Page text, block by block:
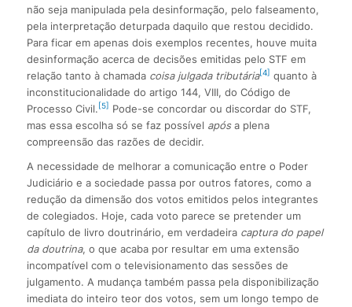
não seja manipulada pela desinformação, pelo falseamento,
pela interpretação deturpada daquilo que restou decidido.
Para ficar em apenas dois exemplos recentes, houve muita
desinformação acerca de decisões emitidas pelo STF em
relação tanto à chamada coisa julgada tributária[4]
quanto à
inconstitucionalidade do artigo 144, VIII, do Código de
Processo Civil. [5]
Pode-se concordar ou discordar do STF,
mas essa escolha só se faz possível apósa plena
compreensão das razões de decidir.
A necessidade de melhorar a comunicação entre o Poder
Judiciário e a sociedade passa por outros fatores, como a
redução da dimensão dos votos emitidos pelos integrantes
de colegiados. Hoje, cada voto parece se pretender um
capítulo de livro doutrinário, em verdadeira captura do papel
da doutrina, o que acaba por resultar em uma extensão
incompatível com o televisionamento das sessões de
julgamento. A mudança também passa pela disponibilização
imediata do inteiro teor dos votos, sem um longo tempo de